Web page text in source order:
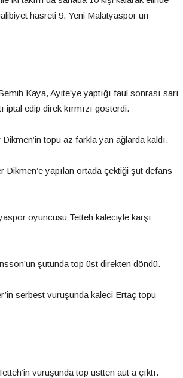
hasreti 9, Yeni Malatyaspor’un
Kaya, Ayite’ye yaptığı faul sonrası sarı
iptal edip direk kırmızı gösterdi.
topu az farkla yan ağlarda kaldı.
Dikmen’e yapılan ortada çektiği şut defans
oyuncusu Tetteh kaleciyle karşı
şutunda top üst direkten döndü.
serbest vuruşunda kaleci Ertaç topu
vuruşunda top üstten aut a çıktı.